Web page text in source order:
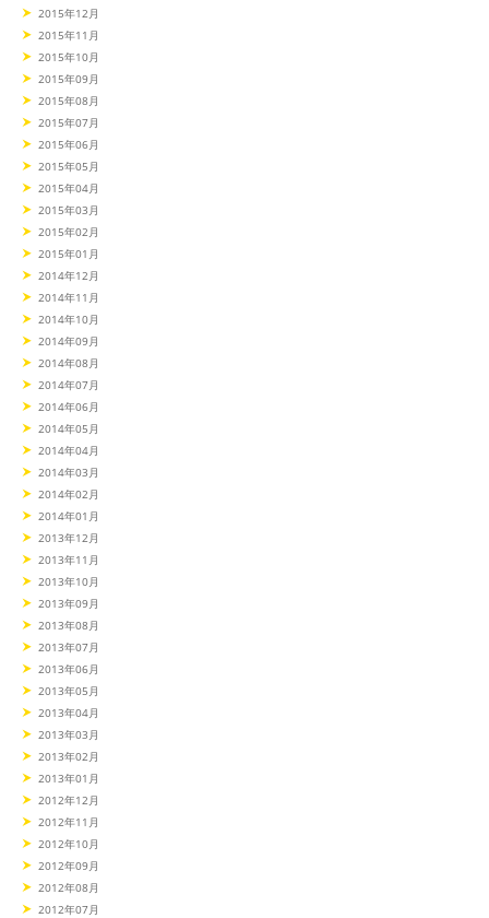
2015年12月
2015年11月
2015年10月
2015年09月
2015年08月
2015年07月
2015年06月
2015年05月
2015年04月
2015年03月
2015年02月
2015年01月
2014年12月
2014年11月
2014年10月
2014年09月
2014年08月
2014年07月
2014年06月
2014年05月
2014年04月
2014年03月
2014年02月
2014年01月
2013年12月
2013年11月
2013年10月
2013年09月
2013年08月
2013年07月
2013年06月
2013年05月
2013年04月
2013年03月
2013年02月
2013年01月
2012年12月
2012年11月
2012年10月
2012年09月
2012年08月
2012年07月